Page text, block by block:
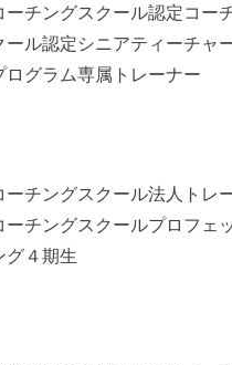
ーチングスクール認定コー
ール認定シニアティーチャ
ログラム専属トレーナー
ーチングスクール法人トレ
ーチングスクールプロフェ
グ４期生